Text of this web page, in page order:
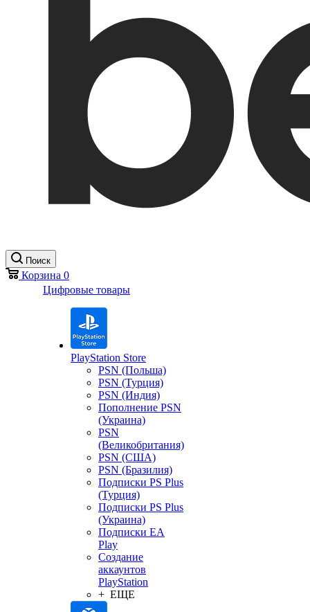
Поиск
Корзина 0
Цифровые товары
PlayStation Store
PSN (Польша)
PSN (Турция)
PSN (Индия)
Пополнение PSN
(Украина)
PSN
(Великобритания)
PSN (США)
PSN (Бразилия)
Подписки PS Plus
(Турция)
Подписки PS Plus
(Украина)
Подписки EA
Play
Создание
аккаунтов
PlayStation
+ ЕЩЕ